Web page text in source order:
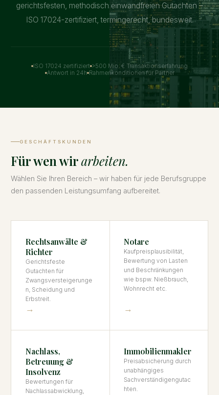
gerichtsfesten, methodisch einwandfreien Gutachten –
ISO 17024-zertifiziert, termingerecht, bundesweit.
ISO 17024 zertifiziert >500 Mio. € Transaktionserfahrung
Antwort in 24h Rahmenkonditionen für Partner
GESCHÄFTSKUNDEN
Für wen wirarbeiten.
Wählen Sie Ihren Bereich – wir haben für jede Berufsgruppe
den passenden Leistungsumfang aufbereitet.
Rechtsanwälte &
Richter
Gerichtsfeste
Gutachten für
Zwangsversteigerunge
n, Scheidung und
Erbstreit.
→
Notare
Kaufpreisplausibilität,
Bewertung von Lasten
und Beschränkungen
wie bspw. Nießbrauch,
Wohnrecht etc.
→
Nachlass,
Betreuung &
Insolvenz
Bewertungen für
Nachlassabwicklung,
Immobilienmakler
Preisabsicherung durch
unabhängiges
Sachverständigengutac
hten.